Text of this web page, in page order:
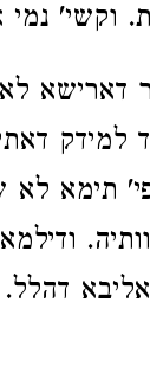
וקשי'
דארישא לא
תימא לא